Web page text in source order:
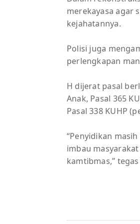
merekayasa agar
kejahatannya.
Polisi juga
perlengkapan
H dijerat pasal
Anak, Pasal 365
Pasal 338 KUHP
“Penyidikan
imbau
kamtibmas,”